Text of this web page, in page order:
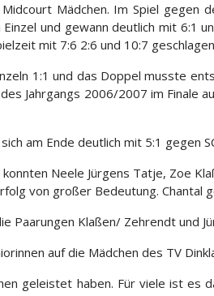
Mädchen. Im Spiel gegen
und gewann deutlich mit 6:1
mit 7:6 2:6 und 10:7
1:1 und das Doppel musste
Jahrgangs 2006/2007 im Finale
am Ende deutlich mit 5:1 gegen
Neele Jürgens Tatje, Zoe
von großer Bedeutung. Chantal
Paarungen Klaßen/ Zehrendt und
auf die Mädchen des TV
geleistet haben. Für viele ist es